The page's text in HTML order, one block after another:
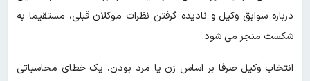
درباره سوابق وکیل و نادیده گرفتن نظرات موکلان قبلی، مستقیما به
شکست منجر می شود.
انتخاب وکیل صرفا بر اساس زن یا مرد بودن، یک خطای محاسباتی